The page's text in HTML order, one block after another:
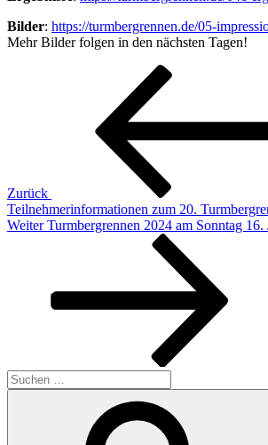
Bilder: https://turmbergrennen.de/05-
Mehr Bilder folgen in den nächsten Tagen!
Beitragsnavigation
Zurück
Teilnehmerinformationen zum 20.
Nächster
Weiter Turmbergrennen 2024 am Sonntag 16.
Suchen
nach: